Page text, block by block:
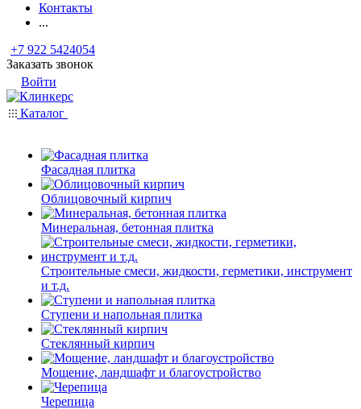
Контакты
...
+7 922 5424054
Заказать звонок
Войти
Каталог
Фасадная плитка
Облицовочный кирпич
Минеральная, бетонная плитка
Строительные смеси, жидкости, герметики, инструмент
и т.д.
Ступени и напольная плитка
Cтеклянный кирпич
Мощение, ландшафт и благоустройство
Черепица